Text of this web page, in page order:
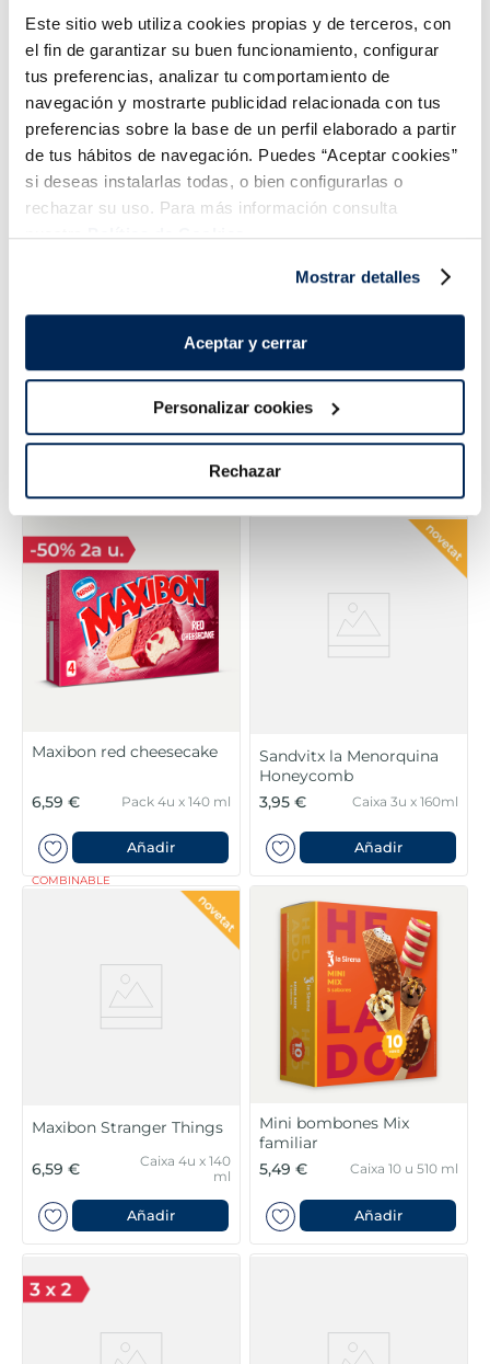
Este sitio web utiliza cookies propias y de terceros, con
el fin de garantizar su buen funcionamiento, configurar
tus preferencias, analizar tu comportamiento de
navegación y mostrarte publicidad relacionada con tus
preferencias sobre la base de un perfil elaborado a partir
de tus hábitos de navegación. Puedes “Aceptar cookies”
si deseas instalarlas todas, o bien configurarlas o
rechazar su uso. Para más información consulta
nuestraPolítica de Cookies.
Mostrar detalles
Aceptar y cerrar
Personalizar cookies
Rechazar
Sandvitx super cookie
vainilla
2,99 €
Caixa 4 u 600 ml
Añadir
Maxibon Clásico
4,50 €
Caixa 3+1 Gratis
Añadir
Maxibon mini Clàssic
4,50 €
480 ml
Maxibon Jungly blanco
6,59 €
Maxibon red cheesecake
6,59 €
COMBINABLE
Pack 4u x 140 ml
Añadir
Sandvitx la Menorquina
Honeycomb
3,95 €
Caixa 3u x 160ml
Añadir
Maxibon Stranger Things
6,59 €
Caixa 4u x 140
ml
Añadir
Mini bombones Mix
familiar
5,49 €
Caixa 10 u 510 ml
Añadir